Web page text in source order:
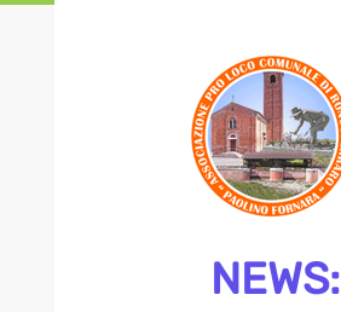
NEWS: